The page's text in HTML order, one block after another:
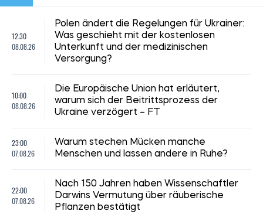
12:30
08.08.26
Polen ändert die Regelungen für Ukrainer:
Was geschieht mit der kostenlosen
Unterkunft und der medizinischen
Versorgung?
10:00
08.08.26
Die Europäische Union hat erläutert,
warum sich der Beitrittsprozess der
Ukraine verzögert – FT
23:00
07.08.26
Warum stechen Mücken manche
Menschen und lassen andere in Ruhe?
22:00
07.08.26
Nach 150 Jahren haben Wissenschaftler
Darwins Vermutung über räuberische
Pflanzen bestätigt